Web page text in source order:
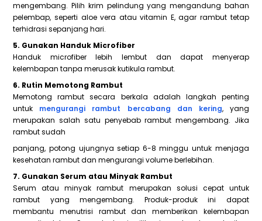
mengembang. Pilih krim pelindung yang mengandung bahan
pelembap, seperti aloe vera atau vitamin E, agar rambut tetap
terhidrasi sepanjang hari.
5. Gunakan Handuk Microfiber
Handuk microfiber lebih lembut dan dapat menyerap
kelembapan tanpa merusak kutikula rambut.
6. Rutin Memotong Rambut
Memotong rambut secara berkala adalah langkah penting
untuk mengurangi rambut bercabang dan kering, yang
merupakan salah satu penyebab rambut mengembang. Jika
rambut sudah
panjang, potong ujungnya setiap 6-8 minggu untuk menjaga
kesehatan rambut dan mengurangi volume berlebihan.
7. Gunakan Serum atau Minyak Rambut
Serum atau minyak rambut merupakan solusi cepat untuk
rambut yang mengembang. Produk-produk ini dapat
membantu menutrisi rambut dan memberikan kelembapan